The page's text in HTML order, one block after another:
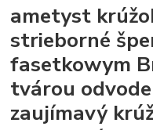
ametyst
strieborné
fasetkowym
tvárou
zaujímavý